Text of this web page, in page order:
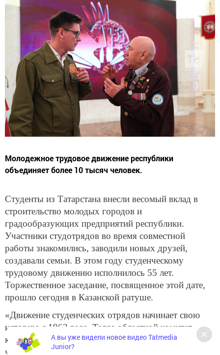
Молодежное трудовое движение республики
объединяет более 10 тысяч человек.
Студенты из Татарстана внесли весомый вклад в
строительство молодых городов и
градообразующих предприятий республики.
Участники студотрядов во время совместной
работы знакомились, заводили новых друзей,
создавали семьи. В этом году студенческому
трудовому движению исполнилось 55 лет.
Торжественное заседание, посвященное этой дате,
прошло сегодня в Казанской ратуше.
«Движение студенческих отрядов начинает свою
историю с 1963 года. Тогда областной комитет
комсомола ТАССР издал указ о направлении 200
человек из Казанского инженерно-строительного
А вы уже видели новое видео Tatmedia
Junior?